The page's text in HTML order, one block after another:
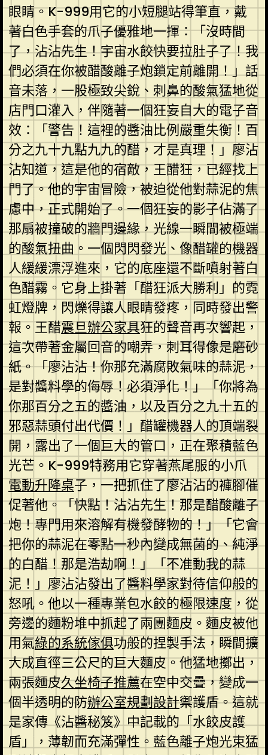
眼睛。K-999用它的小短腿站得筆直，戴
著白色手套的爪子優雅地一揮：「沒時間
了，沾沾先生！宇宙水餃快要拉肚子了！我
們必須在你被醋酸離子炮鎖定前離開！」話
音未落，一股極致尖銳、刺鼻的酸氣猛地從
店門口灌入，伴隨著一個狂妄自大的電子音
效：「警告！這裡的醬油比例嚴重失衡！百
分之九十九點九九的醋，才是真理！」廖沾
沾知道，這是他的宿敵，王醋狂，已經找上
門了。他的宇宙冒險，被迫從他對蒜泥的焦
慮中，正式開始了。一個狂妄的影子佔滿了
那扇被撞破的牆門邊緣，光線一瞬間被極端
的酸氣扭曲。一個閃閃發光、像醋罐的機器
人緩緩漂浮進來，它的底座還不斷噴射著白
色醋霧。它身上掛著「醋狂派大勝利」的霓
虹燈牌，閃爍得讓人眼睛發疼，同時發出警
報。王醋震旦辦公家具狂的聲音再次響起，
這次帶著金屬回音的嘲弄，刺耳得像是磨砂
紙。「廖沾沾！你那充滿腐敗氣味的蒜泥，
是對醬料學的侮辱！必須淨化！」「你將為
你那百分之五的醬油，以及百分之九十五的
邪惡蒜頭付出代價！」醋罐機器人的頂端裂
開，露出了一個巨大的管口，正在聚積藍色
光芒。K-999特務用它穿著燕尾服的小爪
電動升降桌子，一把抓住了廖沾沾的褲腳催
促著他。「快點！沾沾先生！那是醋酸離子
炮！專門用來溶解有機發酵物的！」「它會
把你的蒜泥在零點一秒內變成無菌的、純淨
的白醋！那是浩劫啊！」「不准動我的蒜
泥！」廖沾沾發出了醬料學家對待信仰般的
怒吼。他以一種專業包水餃的極限速度，從
旁邊的麵粉堆中抓起了兩團麵皮。麵皮被他
用氣綠的系統傢俱功般的捏製手法，瞬間擴
大成直徑三公尺的巨大麵皮。他猛地擲出，
兩張麵皮久坐椅子推薦在空中交疊，變成一
個半透明的防辦公室規劃設計禦護盾。這就
是家傳《沾醬秘笈》中記載的「水餃皮護
盾」，薄韌而充滿彈性。藍色離子炮光束猛